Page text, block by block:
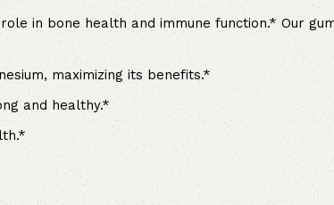
in bone health and immune function.* Our
maximizing its benefits.*
and healthy.*